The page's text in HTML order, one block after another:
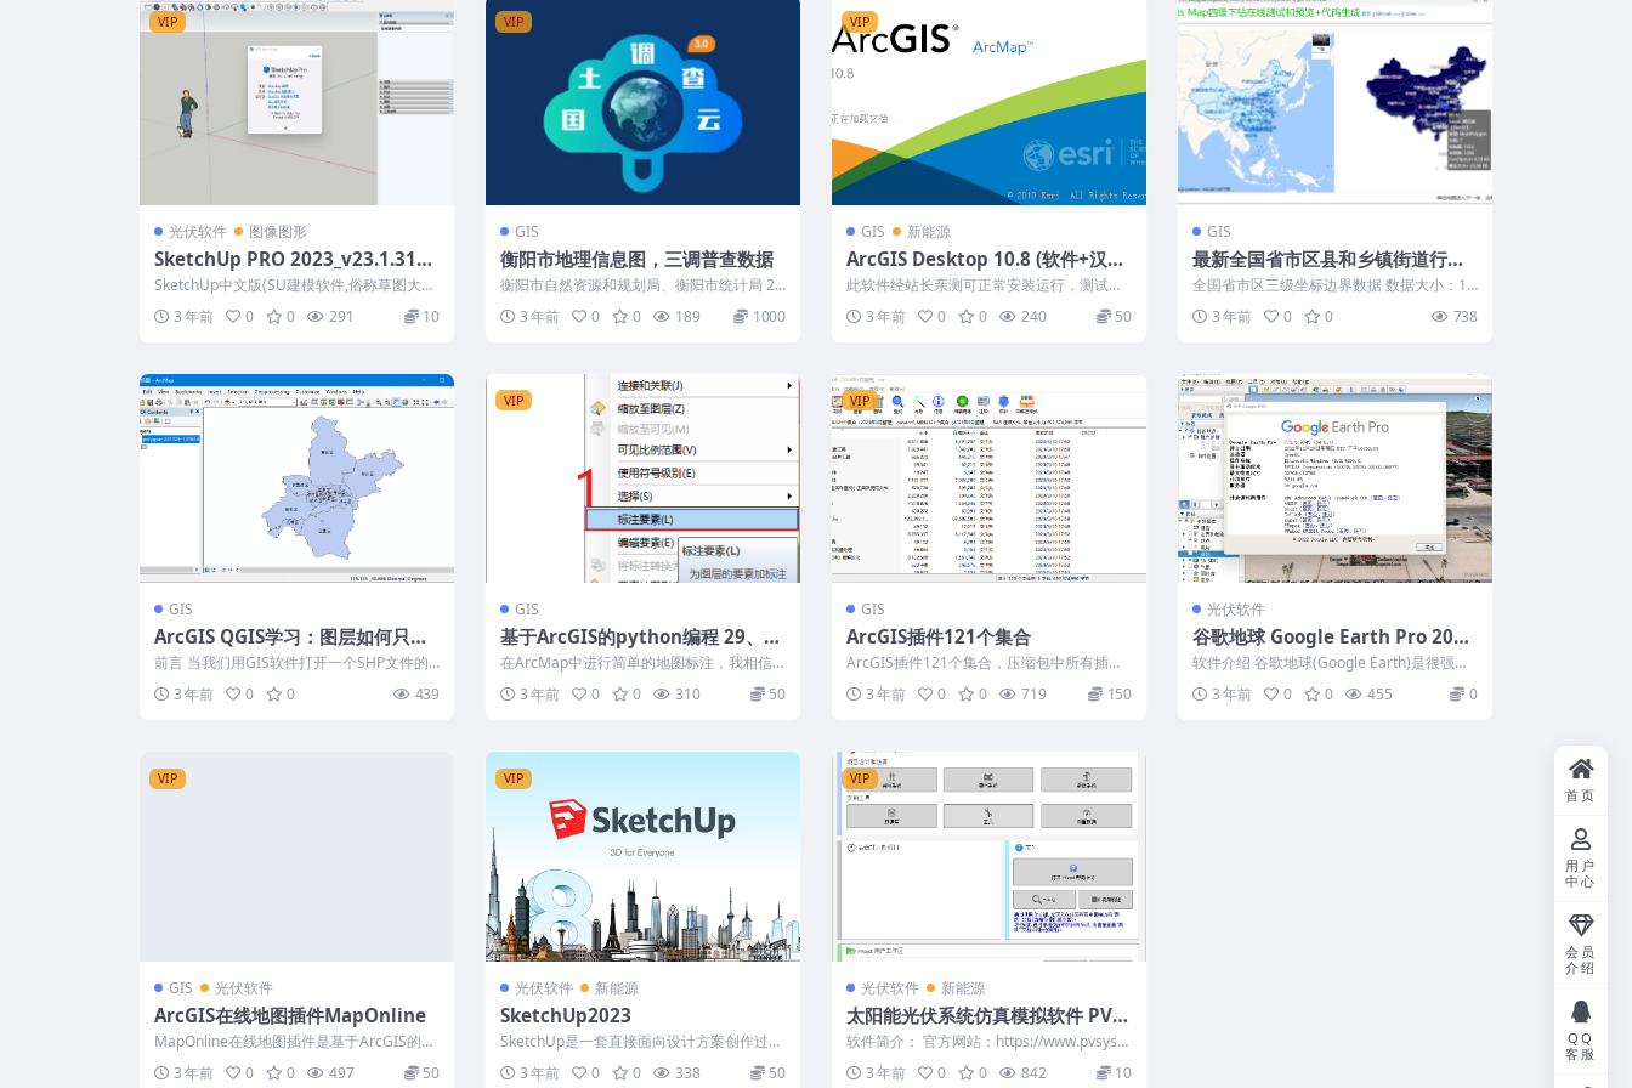
VIP
光伏软件 图像图形
SketchUp PRO 2023_v23.1.315
中文破解版
SketchUp中文版(SU建模软件,俗称草图大
师)是一款全球知名的三维建模软件...
3 年前 0 0 291 10
VIP
GIS
衡阳市地理信息图，三调普查数据
衡阳市自然资源和规划局、衡阳市统计局 20
22年1月10日 2018年9月，国务...
3 年前 0 0 189 1000
VIP
GIS 新能源
ArcGIS Desktop 10.8 (软件+汉化
+安装教程)
此软件经站长亲测可正常安装运行，测试时
间：2023年4月19日15:48:34 ...
3 年前 0 0 240 50
GIS
最新全国省市区县和乡镇街道行政
区划矢量边界坐标经纬度地图数据
shp geojson json sql格式
全国省市区三级坐标边界数据 数据大小：13
MB+压缩包 解压后130M+ 数据来...
3 年前 0 0 738
GIS
ArcGIS QGIS学习：图层如何只显
示需要的部分几何面数据（附最新
坐标边界下载全国省市区县乡镇）
前言 当我们用GIS软件打开一个SHP文件的
时候，会显示出里面全部的几何图形，假...
3 年前 0 0 439
VIP
GIS
基于ArcGIS的python编程 29、在
ArcMap标注表达式中使用Python
脚本实现复杂标注功能
在ArcMap中进行简单的地图标注，我相信
稍微对ArcMap有所了解的人来说都会...
3 年前 0 0 310 50
VIP
GIS
ArcGIS插件121个集合
ArcGIS插件121个集合，压缩包中所有插件
均已破解并无加密，可正常使用，请勿...
3 年前 0 0 719 150
光伏软件
谷歌地球 Google Earth Pro 2023
官方正式版
软件介绍 谷歌地球(Google Earth)是很强大
的卫星地图软件，它把卫星照...
3 年前 0 0 455 0
VIP
GIS 光伏软件
ArcGIS在线地图插件MapOnline
MapOnline在线地图插件是基于ArcGIS的插
件工具，用户通过注册“数据禾...
3 年前 0 0 497 50
VIP
光伏软件 新能源
SketchUp2023
SketchUp是一套直接面向设计方案创作过程
的设计工具，其创作过程不仅能够充分...
3 年前 0 0 338 50
VIP
光伏软件 新能源
太阳能光伏系统仿真模拟软件 PVs
yst v7.3.1.29120 破解版
软件简介： 官方网站：https://www.pvsyst.
3 年前 0 0 842 10
首页
用户
中心
会员
介绍
QQ
客服